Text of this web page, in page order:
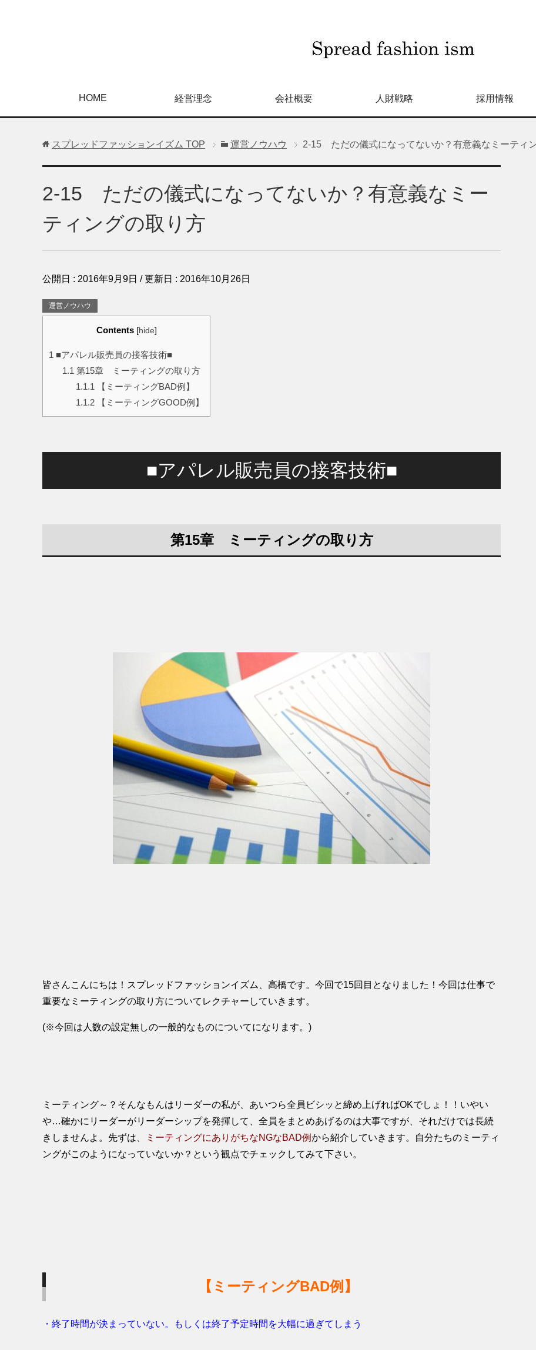
HOME 経営理念 会社概要 人財戦略 採用情報
スプレッドファッションイズム TOP 運営ノウハウ 2-15 ただの儀式になってないか？有意義なミーティ
2-15 ただの儀式になってないか？有意義なミー
ティングの取り方
公開日 : 2016年9月9日 / 更新日 : 2016年10月26日
運営ノウハウ
Contents [hide]
1 ■アパレル販売員の接客技術■
1.1 第15章 ミーティングの取り方
1.1.1 【ミーティングBAD例】
1.1.2【ミーティングGOOD例】
■アパレル販売員の接客技術■
第15章 ミーティングの取り方
皆さんこんにちは！スプレッドファッションイズム、高橋です。今回で15回目となりました！今回は仕事で
重要なミーティングの取り方についてレクチャーしていきます。
(※今回は人数の設定無しの一般的なものについてになります。)
ミーティング～？そんなもんはリーダーの私が、あいつら全員ビシッと締め上げればOKでしょ！！いやい
や…確かにリーダーがリーダーシップを発揮して、全員をまとめあげるのは大事ですが、それだけでは長続
きしませんよ。先ずは、
ミーティングにありがちなNGなBAD例から紹介していきます。自分たちのミーティ
ングがこのようになっていないか？という観点でチェックしてみて下さい。
【ミーティングBAD例】
・終了時間が決まっていない。もしくは終了予定時間を大幅に過ぎてしまう